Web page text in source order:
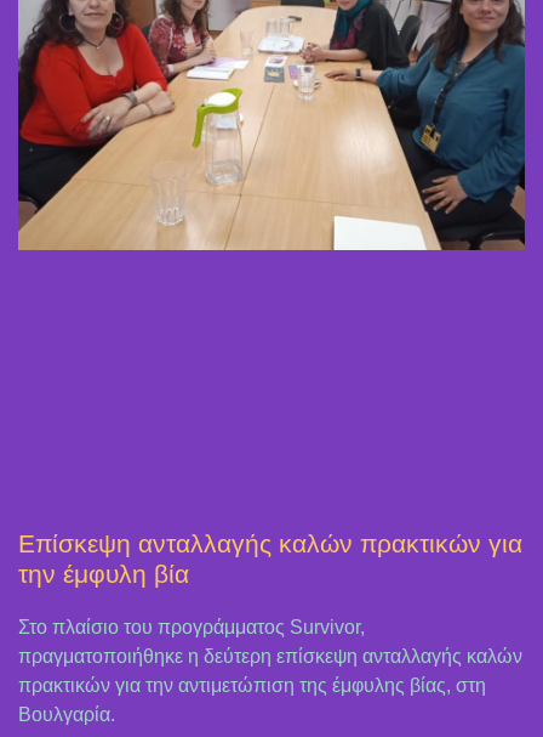
Επίσκεψη ανταλλαγής καλών πρακτικών για
την έμφυλη βία
Στο πλαίσιο του προγράμματος Survivor,
πραγματοποιήθηκε η δεύτερη επίσκεψη ανταλλαγής καλών
πρακτικών για την αντιμετώπιση της έμφυλης βίας, στη
Βουλγαρία.